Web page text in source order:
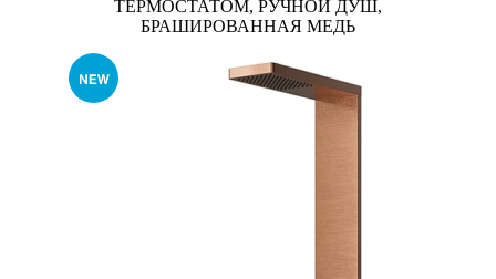
ТЕРМОСТАТОМ, РУЧНОЙ ДУШ,
БРАШИРОВАННАЯ МЕДЬ